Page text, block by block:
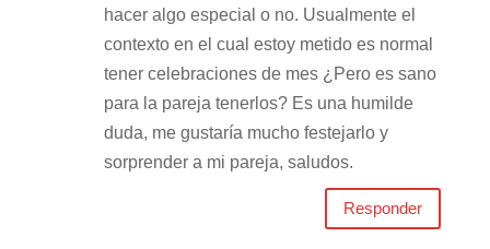
hacer algo especial o no. Usualmente el
contexto en el cual estoy metido es normal
tener celebraciones de mes ¿Pero es sano
para la pareja tenerlos? Es una humilde
duda, me gustaría mucho festejarlo y
sorprender a mi pareja, saludos.
Responder